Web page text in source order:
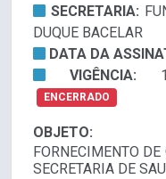
SECRETARIA:
DUQUE BACELAR
DATA DA
VIGÊNCIA:
ENCERRADO
OBJETO:
FORNECIMENTO
SECRETARIA DE